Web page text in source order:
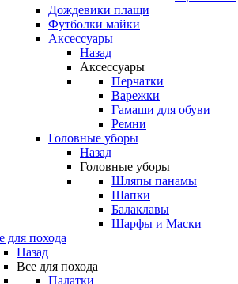
Дождевики плащи
Футболки майки
Аксессуары
Назад
Аксессуары
Перчатки
Варежки
Гамаши для обуви
Ремни
Головные уборы
Назад
Головные уборы
Шляпы панамы
Шапки
Балаклавы
Шарфы и Маски
для похода
Назад
Все для похода
Палатки